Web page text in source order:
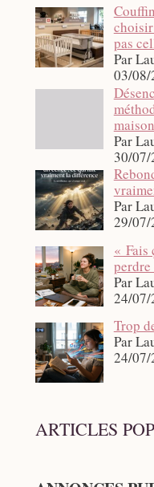
pas
Par
03/08/
Par
30/07/
Par
29/07/
« Fais
Par
24/07/
Trop
Par
24/07/
ARTICLES